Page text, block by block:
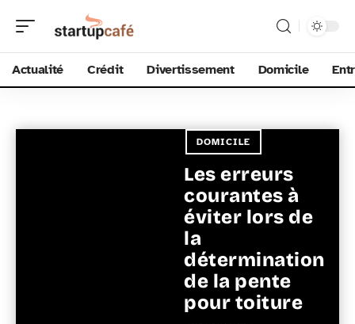
Actualité Crédit Divertissement Domicile
DOMICILE
Les erreurs
courantes à
éviter lors de
la
détermination
de la pente
pour toiture